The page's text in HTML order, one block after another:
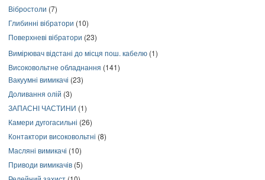
Вібростоли (7)
Глибинні вібратори (10)
Поверхневі вібратори (23)
Вимірювач відстані до місця пош. кабелю (1)
Високовольтне обладнання (141)
Вакуумні вимикачі (23)
Доливання олій (3)
ЗАПАСНІ ЧАСТИНИ (1)
Камери дугогасильні (26)
Контактори високовольтні (8)
Масляні вимикачі (10)
Приводи вимикачів (5)